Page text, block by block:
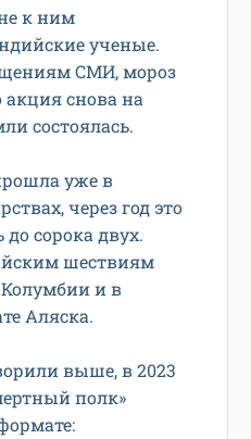
к ним
ученые.
СМИ, мороз
снова на
состоялась.
уже в
через год это
сорока двух.
шествиям
и в
Аляска.
выше, в 2023
полк»